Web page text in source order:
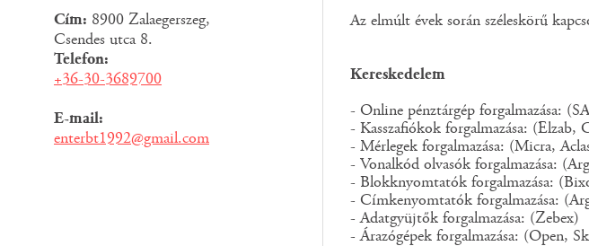
Cím: 8900 Zalaegerszeg,
Csendes utca 8.
Telefon:
+36-30-3689700
E-mail:
enterbt1992@gmail.com
Az elmúlt évek során széleskörű
Kereskedelem
- Online pénztárgép forgalmazása:
- Kasszafiókok forgalmazása: (Elzab,
- Mérlegek forgalmazása: (Micra,
- Vonalkód olvasók forgalmazása:
- Blokknyomtatók forgalmazása:
- Címkenyomtatók forgalmazása:
- Adatgyüjtők forgalmazása: (Zebex)
- Árazógépek forgalmazása: (Open,